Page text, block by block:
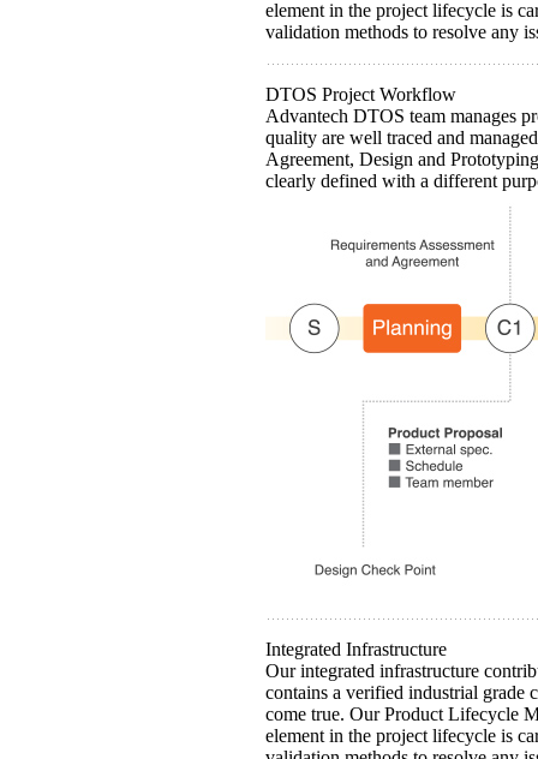
element in the project lifecycle is
validation methods to resolve any
DTOS Project Workflow
Advantech DTOS team manages
quality are well traced and
Agreement, Design and
clearly defined with a different
Integrated Infrastructure
Our integrated infrastructure
contains a verified industrial grade
come true. Our Product Lifecycle
element in the project lifecycle is